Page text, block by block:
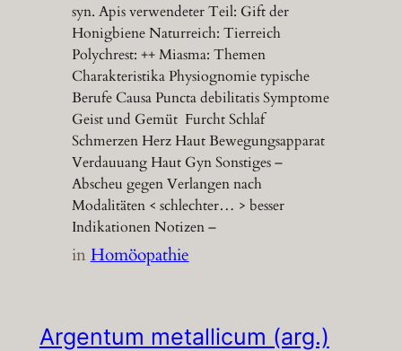
syn. Apis verwendeter Teil: Gift der
Honigbiene Naturreich: Tierreich
Polychrest: ++ Miasma: Themen
Charakteristika Physiognomie typische
Berufe Causa Puncta debilitatis Symptome
Geist und Gemüt Furcht Schlaf
Schmerzen Herz Haut Bewegungsapparat
Verdauuang Haut Gyn Sonstiges –
Abscheu gegen Verlangen nach
Modalitäten < schlechter… > besser
Indikationen Notizen –
inHomöopathie
Argentum metallicum (arg.)